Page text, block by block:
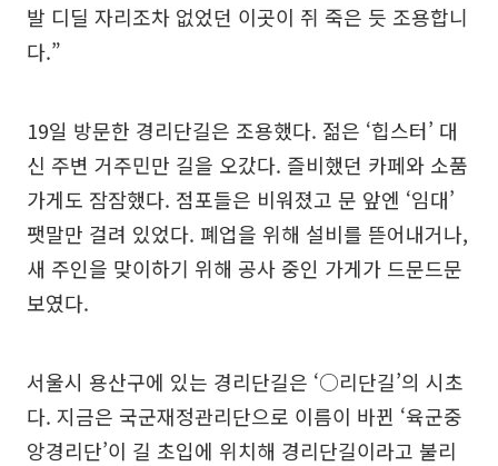
발 디딜 자리조차 없었던 이곳이 쥐 죽은 듯 조용합니
다.”
19일 방문한 경리단길은 조용했다. 젊은 ‘힙스터’ 대
신 주변 거주민만 길을 오갔다. 즐비했던 카페와 소품
가게도 잠잠했다. 점포들은 비워졌고 문 앞엔 ‘임대’
팻말만 걸려 있었다. 폐업을 위해 설비를 뜯어내거나,
새 주인을 맞이하기 위해 공사 중인 가게가 드문드문
보였다.
서울시 용산구에 있는 경리단길은 ‘○리단길’의 시초
다. 지금은 국군재정관리단으로 이름이 바뀐 ‘육군중
앙경리단’이 길 초입에 위치해 경리단길이라고 불리